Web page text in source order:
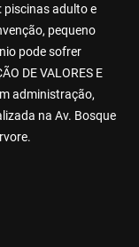
piscinas adulto e
pequeno
pode sofrer
DE VALORES E
administração,
na Av. Bosque